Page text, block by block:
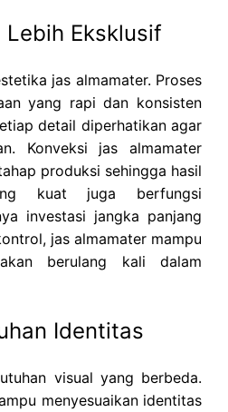
Eksklusif
jas almamater. Proses
yang rapi dan konsisten
detail diperhatikan agar
Konveksi jas almamater
produksi sehingga hasil
kuat juga berfungsi
investasi jangka panjang
jas almamater mampu
berulang kali dalam
Identitas
visual yang berbeda.
menyesuaikan identitas